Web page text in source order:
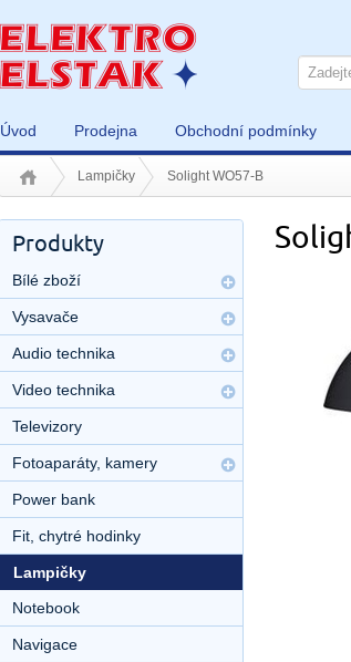
Úvod Prodejna Obchodní podmínky
Lampičky Solight WO57-B
Produkty
Bílé zboží
Vysavače
Audio technika
Video technika
Televizory
Fotoaparáty, kamery
Power bank
Fit, chytré hodinky
Lampičky
Notebook
Navigace